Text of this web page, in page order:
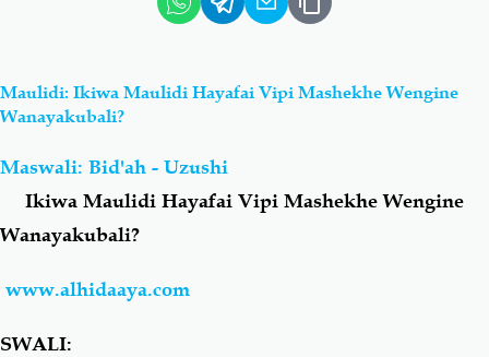
Aqiydah Manhaj
Shirki & Kufru
Salaf Wa Ummah
Fiqh-Ibaadah
Maulidi: Ikiwa Maulidi Hayafai Vipi Mashekhe Wengine
Wanayakubali?
Maswali: Bid'ah - Uzushi
Ikiwa Maulidi Hayafai Vipi Mashekhe Wengine
Wanayakubali?
www.alhidaaya.com
SWALI: